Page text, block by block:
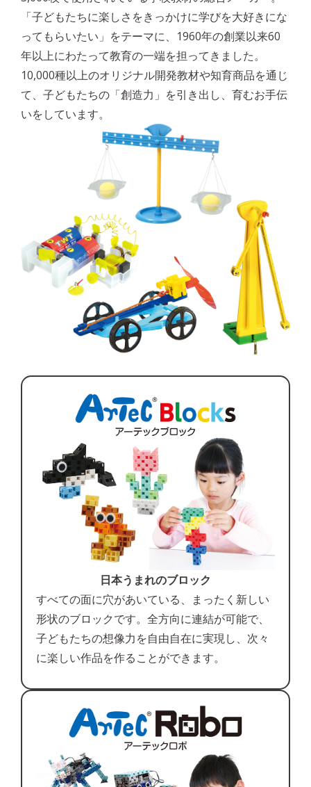
「子どもたちに楽しさをきっかけに学びを大好きにな
ってもらいたい」をテーマに、1960年の創業以来60
年以上にわたって教育の一端を担ってきました。
10,000種以上のオリジナル開発教材や知育商品を通じ
て、子どもたちの「創造力」を引き出し、育むお手伝
いをしています。
日本うまれのブロック
すべての面に穴があいている、まったく新しい
形状のブロックです。全方向に連結が可能で、
子どもたちの想像力を自由自在に実現し、次々
に楽しい作品を作ることができます。